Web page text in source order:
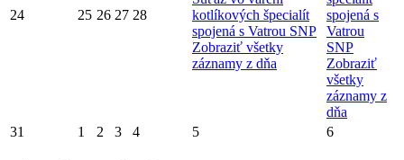
24 25 26 27 28
kotlíkových špecialít
spojená s Vatrou SNP
Zobraziť všetky
záznamy z dňa
spojená s
Vatrou
SNP
Zobraziť
všetky
záznamy z
dňa
31
1 2 3 4 5 6